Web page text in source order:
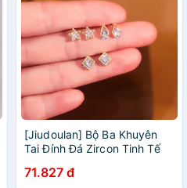
[Jiudoulan] Bộ Ba Khuyên
Tai Đính Đá Zircon Tinh Tế
Nữ
71.827 đ